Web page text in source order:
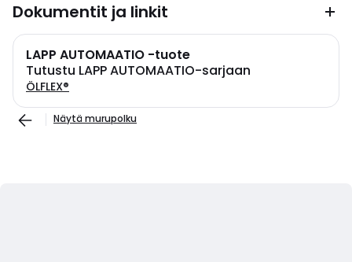
Dokumentit ja linkit
LAPP AUTOMAATIO -tuote
Tutustu LAPP AUTOMAATIO-sarjaan
ÖLFLEX®
Näytä murupolku